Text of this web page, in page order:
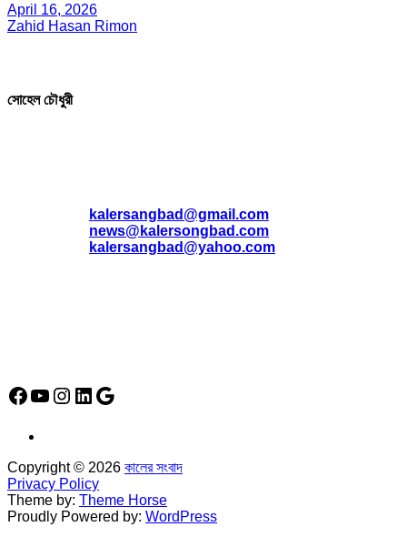
April 16, 2026
Zahid Hasan Rimon
সোহেল চৌধুরী
kalersangbad@gmail.com
news@kalersongbad.com
kalersangbad@yahoo.com
Facebook
YouTube
Instagram
LinkedIn
Google
Copyright © 2026 কালের সংবাদ
Privacy Policy
Theme by: Theme Horse
Proudly Powered by: WordPress